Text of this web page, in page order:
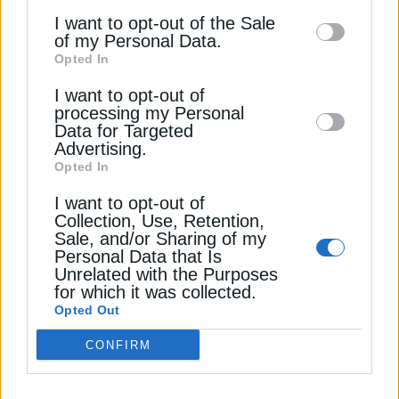
information may also be disclosed by us to
third parties on theIAB’s List of
Downstream Participants
disclose it to other third parties.
I want to opt-out of the Sale
of my Personal Data.
Opted In
I want to opt-out of
processing my Personal
Data for Targeted
Advertising.
Opted In
I want to opt-out of
Collection, Use, Retention,
Sale, and/or Sharing of my
Personal Data that Is
Unrelated with the Purposes
for which it was collected.
Opted Out
CONFIRM
Συστήνεται η Ακαδημία Ηγεσίας ως μια νέα
επιπέδου για τα ανώτατα στελέχη της Δημόσιας
Διοίκησης.
4. Εργαστήριο Πολιτικής Καινοτομίας
Το εργαστήριο θα λειτουργεί ως επιτελικός
βραχίονας πολιτικής, αξιοποιώντας δεδομένα,
έρευνα και καλές διεθνείς πρακτικές, σε
συνεργασία με πανεπιστήμια και ερευνητικά
κέντρα, ώστε οι δημόσιες πολιτικές να βασίζονται
σε τεκμηριωμένα στοιχεία και αξιολόγηση
αποτελεσμάτων.
την Πολιτική Απορρήτου